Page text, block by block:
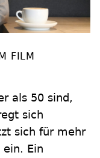
FILM
als 50 sind,
sich
sich für mehr
ein. Ein